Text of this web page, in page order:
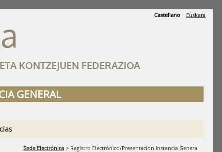
Castellano Euskara
KONTZEJUEN FEDERAZIOA
GENERAL
Sede Electrónica > Registro Electrónico/Presentación Instancia General